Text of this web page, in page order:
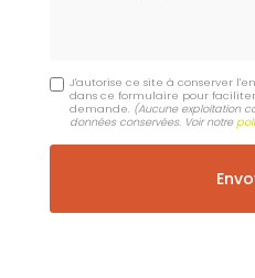
J'autorise ce site à conserver
dans ce formulaire pour
demande. (Aucune exploitation
données conservées. Voir notre